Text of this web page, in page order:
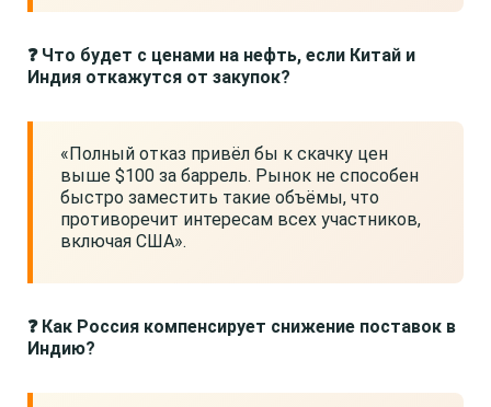
❓ Что будет с ценами на нефть, если Китай и
Индия откажутся от закупок?
«Полный отказ привёл бы к скачку цен
выше $100 за баррель. Рынок не способен
быстро заместить такие объёмы, что
противоречит интересам всех участников,
включая США».
❓ Как Россия компенсирует снижение поставок в
Индию?